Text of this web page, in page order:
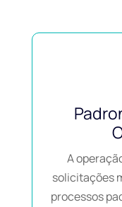
A
solicitações
processos